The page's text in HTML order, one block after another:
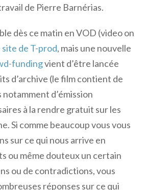
de Pierre Barnérias.
dès ce matin en VOD (video on
site de T-prod, mais une nouvelle
fundingvient d’être lancée
d’archive (le film contient de
d’émission
à la rendre gratuit sur les
Si comme beaucoup vous vous
sur ce qui nous arrive en
ou même douteux un certain
ou de contradictions, vous
réponses sur ce qui